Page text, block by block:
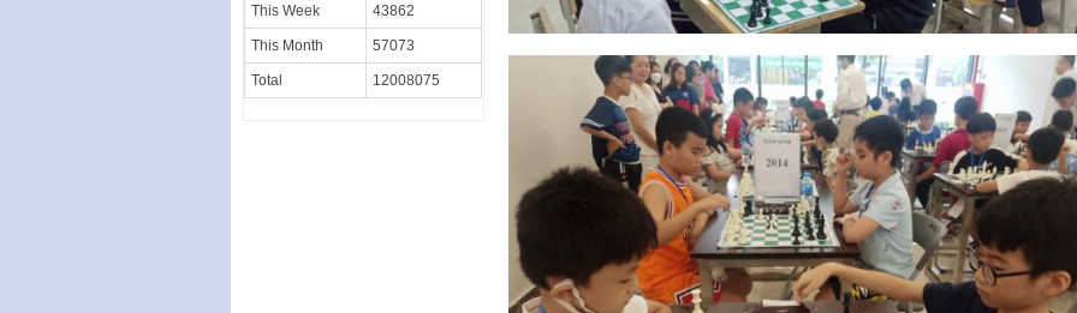
This Week 43862
This Month 57073
Total 12008075